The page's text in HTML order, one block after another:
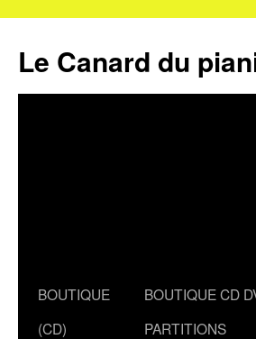
Le Canard du
Aller
BOUTIQUE
(CD)
BOUTIQUE CD
PARTITIONS